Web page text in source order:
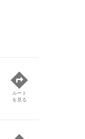
ルート
を見る